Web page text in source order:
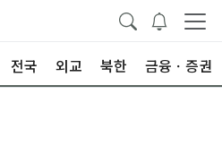
전국 외교 북한 금융ㆍ증권